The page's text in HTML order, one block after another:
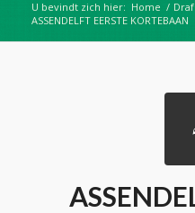
U bevindt zich hier: Home /
ASSENDELFT EERSTE KORTEBAAN